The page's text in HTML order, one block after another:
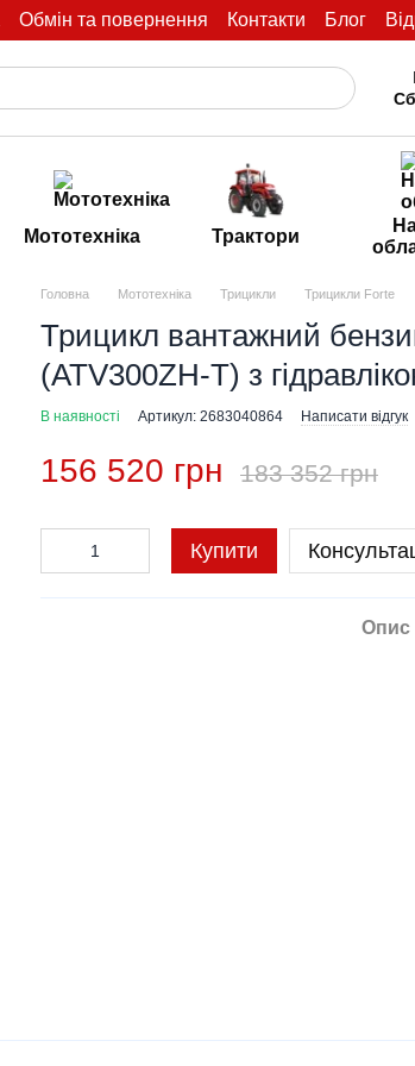
Обмін та повернення Контакти Блог
Мототехніка Трактори
Головна Мототехніка Трицикли Трицикли Forte
Трицикл вантажний
(ATV300ZH-T) з
В наявності Артикул: 2683040864 Написати відгук
156 520 грн 183 352 грн
Купити
Опис